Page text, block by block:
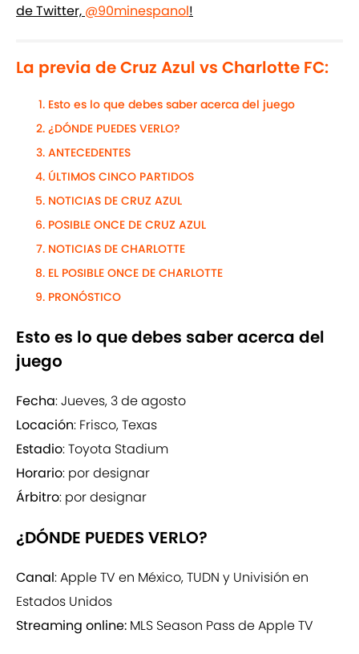
de Twitter, @90minespanol!
La previa de Cruz Azul vs Charlotte FC:
Esto es lo que debes saber acerca del juego
¿DÓNDE PUEDES VERLO?
ANTECEDENTES
ÚLTIMOS CINCO PARTIDOS
NOTICIAS DE CRUZ AZUL
POSIBLE ONCE DE CRUZ AZUL
NOTICIAS DE CHARLOTTE
EL POSIBLE ONCE DE CHARLOTTE
PRONÓSTICO
Esto es lo que debes saber acerca del
juego
Fecha: Jueves, 3 de agosto
Locación: Frisco, Texas
Estadio: Toyota Stadium
Horario: por designar
Árbitro: por designar
¿DÓNDE PUEDES VERLO?
Canal: Apple TV en México, TUDN y Univisión en
Estados Unidos
Streaming online: MLS Season Pass de Apple TV